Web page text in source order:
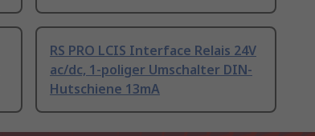
RS PRO LCIS Interface Relais 24V
ac/dc, 1-poliger Umschalter DIN-
Hutschiene 13mA